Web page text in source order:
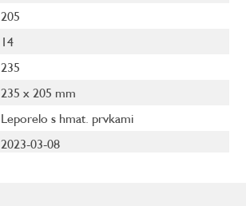
205
14
235
235 x 205 mm
Leporelo s hmat. prvkami
2023-03-08